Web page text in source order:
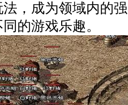
，成为领域内的
的游戏乐趣。